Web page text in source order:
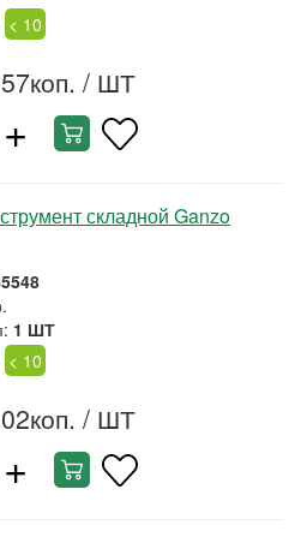
< 10
/ ШТ
+
складной Ganzo
1 ШТ
< 10
/ ШТ
+